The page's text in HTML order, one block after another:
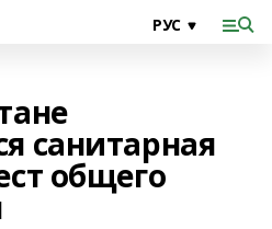
санитарная
общего